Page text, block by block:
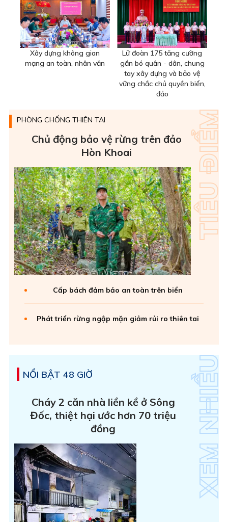
Xây dựng không gian
mạng an toàn, nhân văn
Lữ đoàn 175 tăng cường
gắn bó quân - dân, chung
tay xây dựng và bảo vệ
vững chắc chủ quyền biển,
đảo
PHÒNG CHỐNG THIÊN TAI
Chủ động bảo vệ rừng trên đảo
Hòn Khoai
Cấp bách đảm bảo an toàn trên biển
Phát triển rừng ngập mặn giảm rủi ro thiên tai
NỔI BẬT 48 GIỜ
Cháy 2 căn nhà liền kề ở Sông
Đốc, thiệt hại ước hơn 70 triệu
đồng